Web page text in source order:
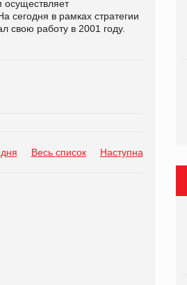
осуществляет
в рамках стратегии
свою работу в 2001 году.
Весь список Наступна